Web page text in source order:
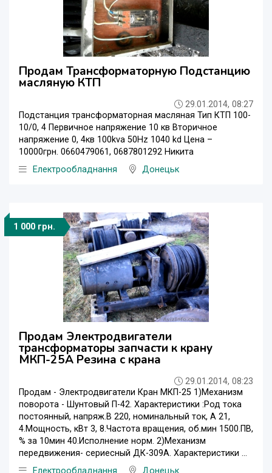
Продам Трансформаторную Подстанцию
масляную КТП
29.01.2014, 08:27
Подстанция трансформаторная масляная Тип КТП 100-
10/0, 4 Первичное напряжение 10 кв Вторичное
напряжение 0, 4кв 100kva 50Hz 1040 kd Цена –
10000грн. 0660479061, 0687801292 Никита
Електрообладнання
Донецьк
1 000 грн.
Продам Электродвигатели
трансформаторы запчасти к крану
МКП-25А Резина с крана
29.01.2014, 08:23
Продам - Электродвигатели Кран МКП-25 1)Механизм
поворота - Шунтовый П-42. Характеристики :Род тока
постоянный, напряж.В 220, номинальный ток, А 21,
4.Мощность, кВт 3, 8.Частота вращения, об.мин 1500.ПВ,
% за 10мин 40.Исполнение норм. 2)Механизм
передвижения- сериесный ДК-309А. Характеристики ...
Електрообладнання
Донецьк